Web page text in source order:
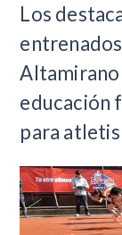
Los
educación
para